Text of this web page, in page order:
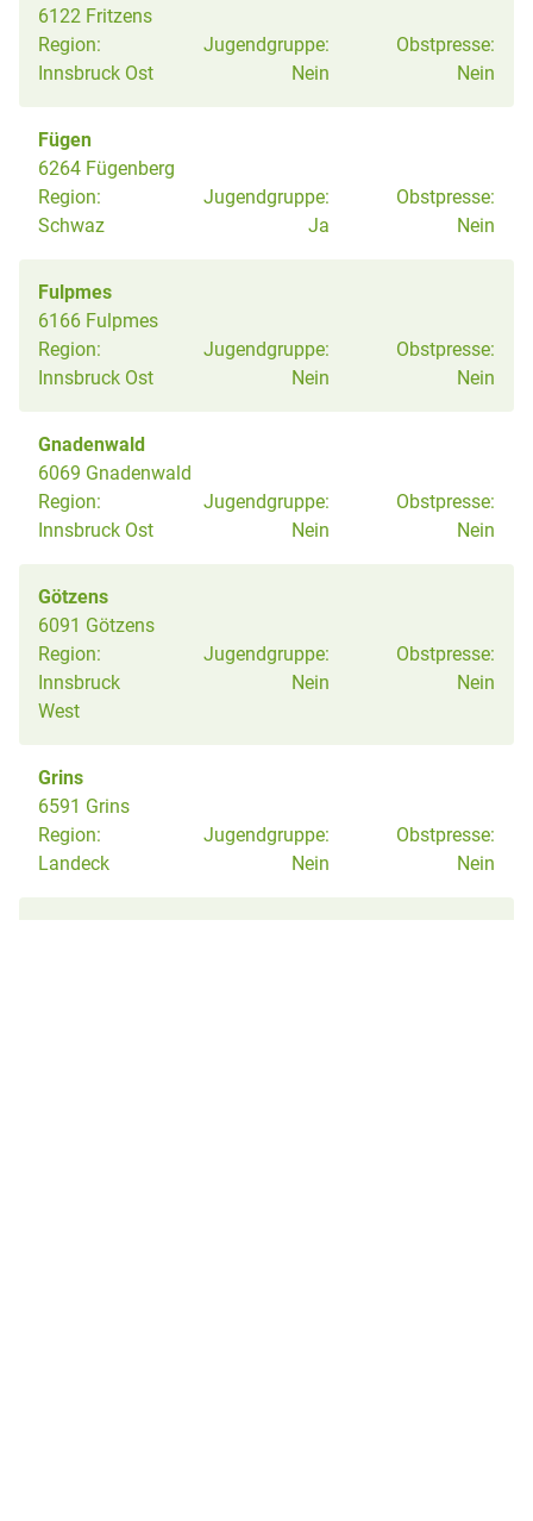
6122 Fritzens
Region:
Innsbruck Ost
Jugendgruppe:
Nein
Obstpresse:
Nein
Fügen
6264 Fügenberg
Region:
Schwaz
Jugendgruppe:
Ja
Obstpresse:
Nein
Fulpmes
6166 Fulpmes
Region:
Innsbruck Ost
Jugendgruppe:
Nein
Obstpresse:
Nein
Gnadenwald
6069 Gnadenwald
Region:
Innsbruck Ost
Jugendgruppe:
Nein
Obstpresse:
Nein
Götzens
6091 Götzens
Region:
Innsbruck
West
Jugendgruppe:
Nein
Obstpresse:
Nein
Grins
6591 Grins
Region:
Landeck
Jugendgruppe:
Nein
Obstpresse:
Nein